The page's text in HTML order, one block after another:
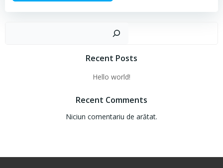
Recent Posts
Hello world!
Recent Comments
Niciun comentariu de arătat.